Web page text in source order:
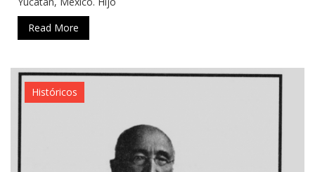
Read More
Históricos